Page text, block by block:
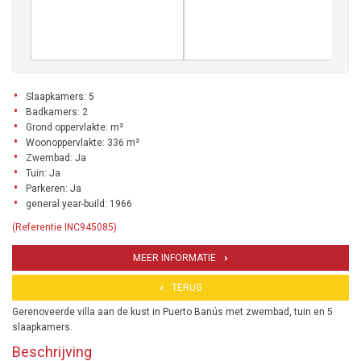
Slaapkamers: 5
Badkamers: 2
Grond oppervlakte: m²
Woonoppervlakte: 336 m²
Zwembad: Ja
Tuin: Ja
Parkeren: Ja
general.year-build: 1966
(Referentie INC945085)
MEER INFORMATIE
TERUG
Gerenoveerde villa aan de kust in Puerto Banús met zwembad, tuin en 5
slaapkamers.
Beschrijving